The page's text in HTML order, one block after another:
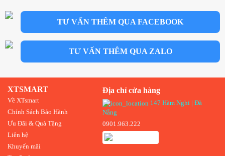
TƯ VẤN THÊM QUA FACEBOOK
TƯ VẤN THÊM QUA ZALO
XTSMART
Về XTsmart
Chính Sách Bảo Hành
Ưu Đãi & Quà Tặng
Liên hệ
Khuyến mãi
Địa chỉ cửa hàng
147 Hàm Nghi | Đà
Nẵng
0901.963.222